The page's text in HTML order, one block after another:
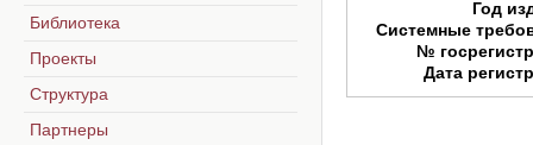
Год
Системные
№
Дата
Библиотека
Проекты
Структура
Партнеры